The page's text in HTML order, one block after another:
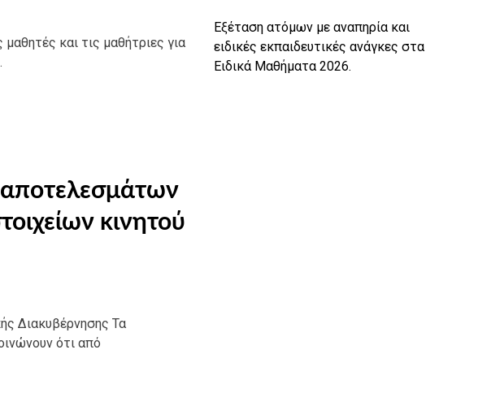
και τις μαθήτριες για
κινητού
Διακυβέρνησης Τα
ότι από
Εξέταση ατόμων με αναπηρία και
ειδικές εκπαιδευτικές ανάγκες στα
Ειδικά Μαθήματα 2026.